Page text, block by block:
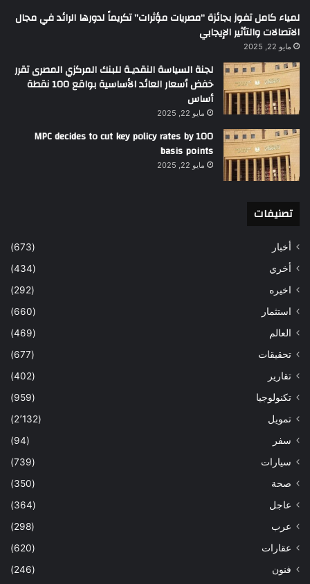
لمياء كامل تفوز بجائزة “مصريات مؤثرات” تكريماً لدورها الرائد في مجال
الاتصالات والتأثير الإيجابي
مايو 22, 2025
لجنة السياسة النقديـة للبنك المركزي المصرى تقرر
خفض أسعار العائد الأساسية بواقع 100 نقطة
أساس
مايو 22, 2025
MPC decides to cut key policy rates by 100
basis points
مايو 22, 2025
تصنيفات
أخبار
(673)
أخري
(434)
اخيره
(292)
استثمار
(660)
العالم
(469)
تحقيقات
(677)
تقارير
(402)
تكنولوجيا
(959)
تمويل
(2٬132)
سفر
(94)
سيارات
(739)
صحة
(350)
عاجل
(364)
عرب
(298)
عقارات
(620)
فنون
(246)